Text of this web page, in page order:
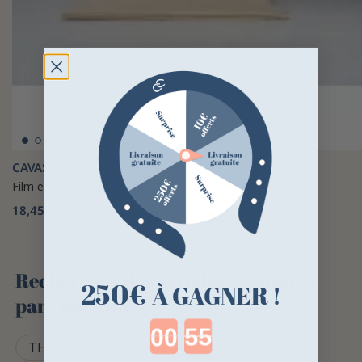
CAVASSO
Film enveloppement Cavasso
18,45 €
Rechercher des articles similaires
par rubrique :
THALASSO CHEVAUX
250€ À GAGNER !
Countdown ends in: